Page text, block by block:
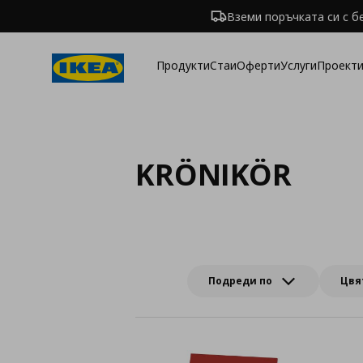
Вземи поръчката си с
ПродуктиСтаиОфертиУслуги
KRÖNIKÖR
Подреди по